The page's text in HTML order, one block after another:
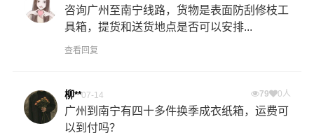
咨询广州至南宁线路，货物是表面防刮修枝工
具箱，提货和送货地点是否可以安排...
查看回复
柳**07-14 79 0人
广州到南宁有四十多件换季成衣纸箱，运费可
以到付吗？